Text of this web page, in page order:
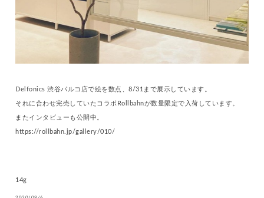
Delfonics 渋谷パルコ店で絵を数点、8/31まで展示しています。
それに合わせ完売していたコラボRollbahnが数量限定で入荷しています。
またインタビューも公開中。
https://rollbahn.jp/gallery/010/
14g